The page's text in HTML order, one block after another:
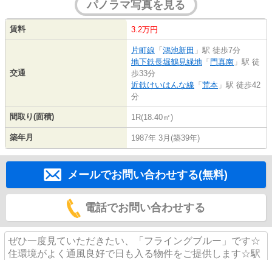
パノラマ写真を見る
賃料 3.2万円
交通
片町線 「 鴻池新田 」駅 徒歩7分
地下鉄長堀鶴見緑地 「 門真南 」駅 徒
歩33分
近鉄けいはんな線 「 荒本 」駅 徒歩42
分
間取り(面積) 1R(18.40㎡)
築年月 1987年 3月(築39年)
メールでお問い合わせする(無料)
電話でお問い合わせする
ぜひ一度見ていただきたい、「フライングブルー」です☆
住環境がよく通風良好で日も入る物件をご提供します☆駅